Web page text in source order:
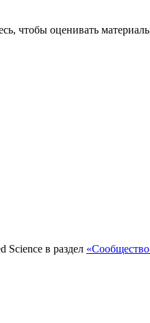
чтобы оценивать
Science в раздел